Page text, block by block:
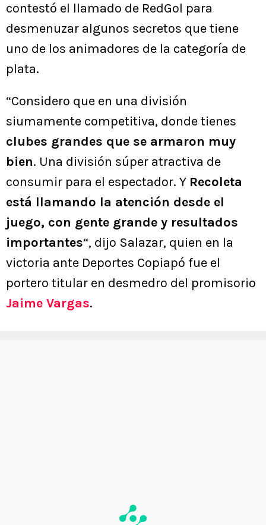
contestó el llamado de RedGol para
desmenuzar algunos secretos que tiene
uno de los animadores de la categoría de
plata.
“Considero que en una división
siumamente competitiva, donde tienes
clubes grandes que se armaron muy
bien. Una división súper atractiva de
consumir para el espectador. Y Recoleta
está llamando la atención desde el
juego, con gente grande y resultados
importantes“, dijo Salazar, quien en la
victoria ante Deportes Copiapó fue el
portero titular en desmedro del promisorio
Jaime Vargas.